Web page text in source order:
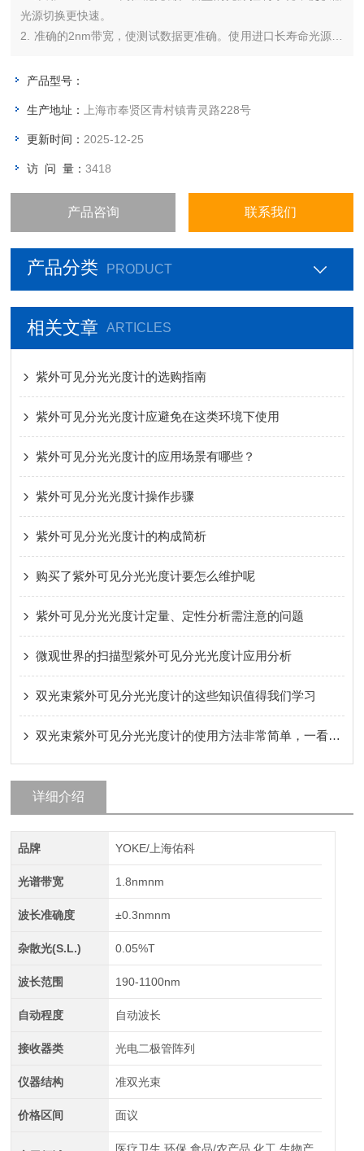
光源切换更快速。
2. 准确的2nm带宽，使测试数据更准确。使用进口长寿命光源，
3.*的波长控制系统，使波长精度更高。改良的光学系统，使测试
4.采用进口的光电转换器，使仪器的灵敏度更高。
产品型号：
生产地址： 上海市奉贤区青村镇青灵路228号
更新时间： 2025-12-25
访 问 量：3418
产品咨询 联系我们
产品分类 PRODUCT
相关文章 ARTICLES
紫外可见分光光度计的选购指南
紫外可见分光光度计应避免在这类环境下使用
紫外可见分光光度计的应用场景有哪些？
紫外可见分光光度计操作步骤
紫外可见分光光度计的构成简析
购买了紫外可见分光光度计要怎么维护呢
紫外可见分光光度计定量、定性分析需注意的问题
微观世界的扫描型紫外可见分光光度计应用分析
双光束紫外可见分光光度计的这些知识值得我们学习
双光束紫外可见分光光度计的使用方法非常简单，一看就会
详细介绍
品牌 YOKE/上海佑科
光谱带宽 1.8nmnm
波长准确度 ±0.3nmnm
杂散光(S.L.) 0.05%T
波长范围 190-1100nm
自动程度 自动波长
接收器类 光电二极管阵列
仪器结构 准双光束
价格区间 面议